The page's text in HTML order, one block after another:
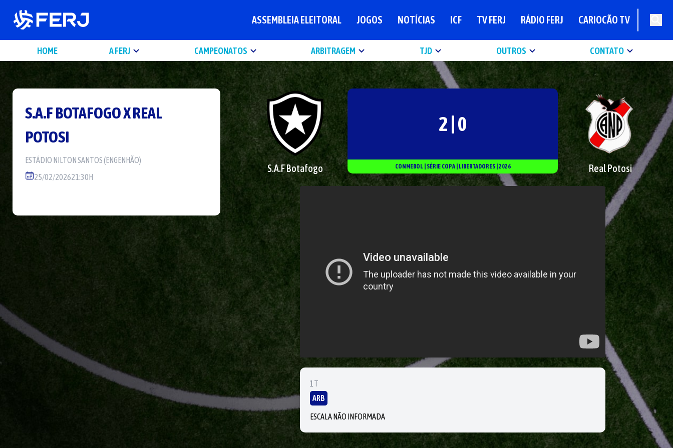
ASSEMBLEIA ELEITORAL JOGOS NOTÍCIAS ICF TV FERJ RÁDIO FERJ CARIOCÃO TV
HOME A FERJ CAMPEONATOS ARBITRAGEM TJD OUTROS CONTATO
S.A.F BOTAFOGOXREAL
POTOSI
ESTÁDIO NILTON SANTOS (ENGENHÃO)
25/02/202621:30H
S.A.F Botafogo
2 | 0
CONMEBOL SÉRIE COPA LIBERTADORES 2026 Real Potosi
1T
ARB
ESCALA NÃO INFORMADA